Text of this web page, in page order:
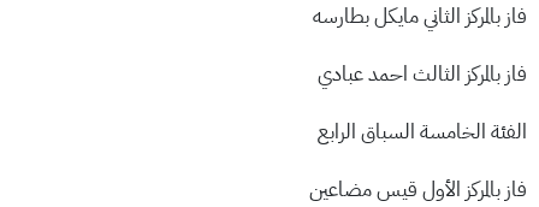
فاز بالمركز الثاني مايكل بطارسه
فاز بالمركز الثالث احمد عبادي
الفئة الخامسة السباق الرابع
فاز بالمركز الأول قيس مضاعين